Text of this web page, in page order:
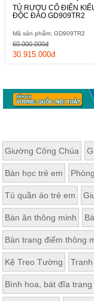
TỦ RƯỢU CỔ ĐIỂN
ĐỘC ĐÁO GD909TR2
Mã sản phẩm: GD909TR2
30.915.000đ
60.000.000đ
Giường Công Chúa
Bàn học trẻ em
Tủ quần áo trẻ em
Bàn ăn thông minh
Bàn trang điểm thông
Kệ Treo Tường
Bình hoa, bát đĩa